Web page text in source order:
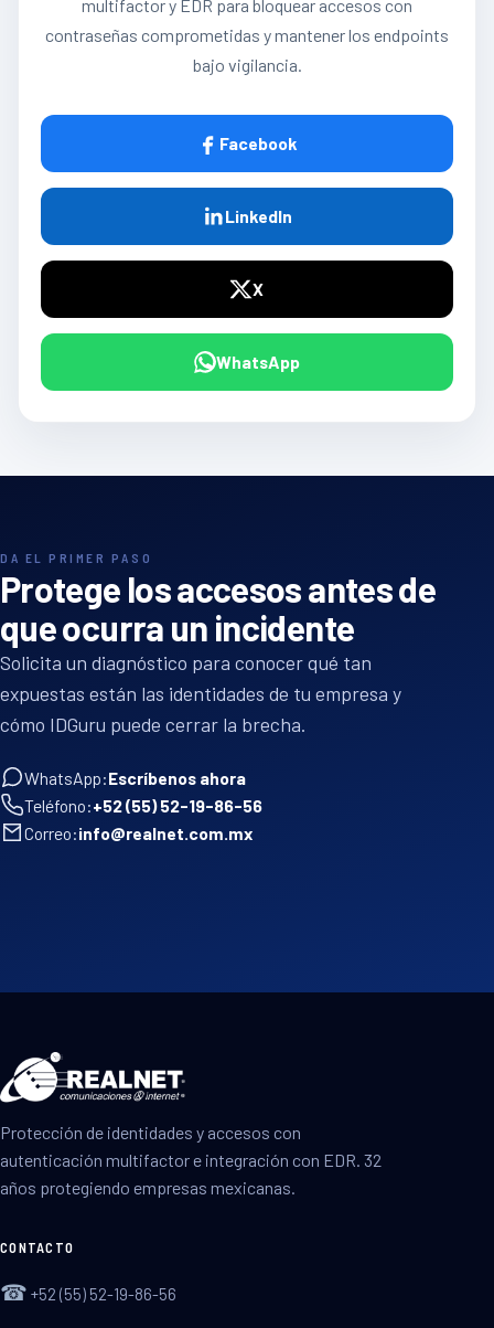
multifactor y EDR para bloquear accesos con
contraseñas comprometidas y mantener los endpoints
bajo vigilancia.
Facebook
LinkedIn
X
WhatsApp
DA EL PRIMER PASO
Protege los accesos antes de
que ocurra un incidente
Solicita un diagnóstico para conocer qué tan
expuestas están las identidades de tu empresa y
cómo IDGuru puede cerrar la brecha.
WhatsApp:Escríbenos ahora
Teléfono:+52 (55) 52-19-86-56
Correo:info@realnet.com.mx
Protección de identidades y accesos con
autenticación multifactor e integración con EDR. 32
años protegiendo empresas mexicanas.
CONTACTO
☎ +52 (55) 52-19-86-56